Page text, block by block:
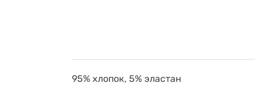
95% хлопок, 5% эластан